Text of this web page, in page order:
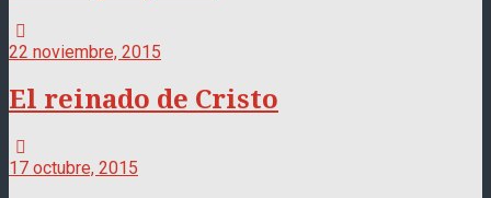
22 noviembre, 2015
El reinado de Cristo
17 octubre, 2015